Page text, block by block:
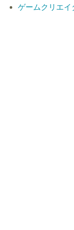
ゲームクリエ